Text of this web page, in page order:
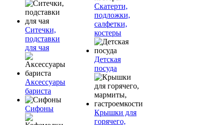
Ситечки,
подставки
для чая
Аксессуары
бариста
Сифоны
Скатерти,
подложки,
салфетки,
костеры
Детская
посуда
Крышки для
горячего,